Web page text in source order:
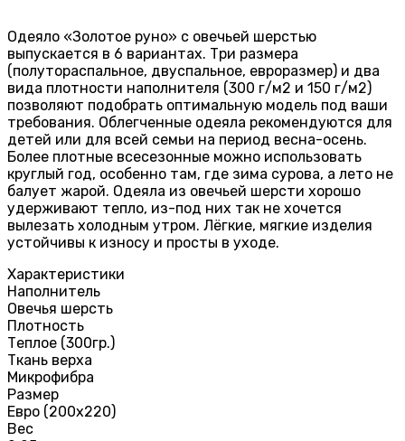
Одеяло «Золотое руно» с овечьей шерстью
выпускается в 6 вариантах. Три размера
(полутораспальное, двуспальное, евроразмер) и два
вида плотности наполнителя (300 г/м2 и 150 г/м2)
позволяют подобрать оптимальную модель под ваши
требования. Облегченные одеяла рекомендуются для
детей или для всей семьи на период весна-осень.
Более плотные всесезонные можно использовать
круглый год, особенно там, где зима сурова, а лето не
балует жарой. Одеяла из овечьей шерсти хорошо
удерживают тепло, из-под них так не хочется
вылезать холодным утром. Лёгкие, мягкие изделия
устойчивы к износу и просты в уходе.
Характеристики
Наполнитель
Овечья шерсть
Плотность
Теплое (300гр.)
Ткань верха
Микрофибра
Размер
Евро (200х220)
Вес